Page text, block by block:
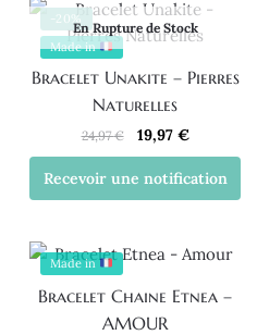
-20%
Made in
En Rupture de Stock
Bracelet Unakite – Pierres
Naturelles
24,97€
Le
prix
initial
était :
19,97 €Le
prix
actuel
est :
Recevoir une notification
Made in
Bracelet Chaine Etnea –
AMOUR